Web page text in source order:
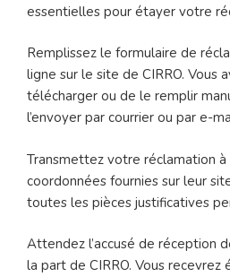
essentielles pour étayer votre
Remplissez le formulaire de
ligne sur le site de CIRRO. Vous
télécharger ou de le remplir
l’envoyer par courrier ou par e-
Transmettez votre réclamation à
coordonnées fournies sur leur
toutes les pièces justificatives
Attendez l’accusé de réception
la part de CIRRO. Vous